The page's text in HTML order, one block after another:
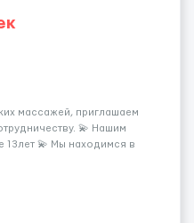
массажей, приглашаем
💫 Нашим
💫 Мы находимся в
Наличие работы. Поток 💝